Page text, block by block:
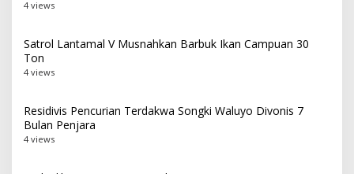
4 views
Satrol Lantamal V Musnahkan Barbuk Ikan Campuan 30
Ton
4 views
Residivis Pencurian Terdakwa Songki Waluyo Divonis 7
Bulan Penjara
4 views